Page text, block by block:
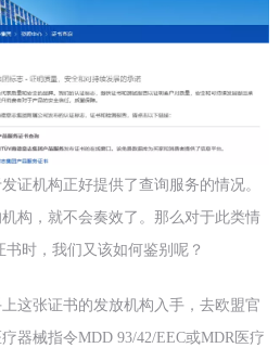
证机构正好提供了查询服务的情况。
构，就不会奏效了。那么对于此类情
时，我们又该如何鉴别呢？
这张证书的发放机构入手，去欧盟官
器械指令MDD 93/42/EEC或MDR医疗